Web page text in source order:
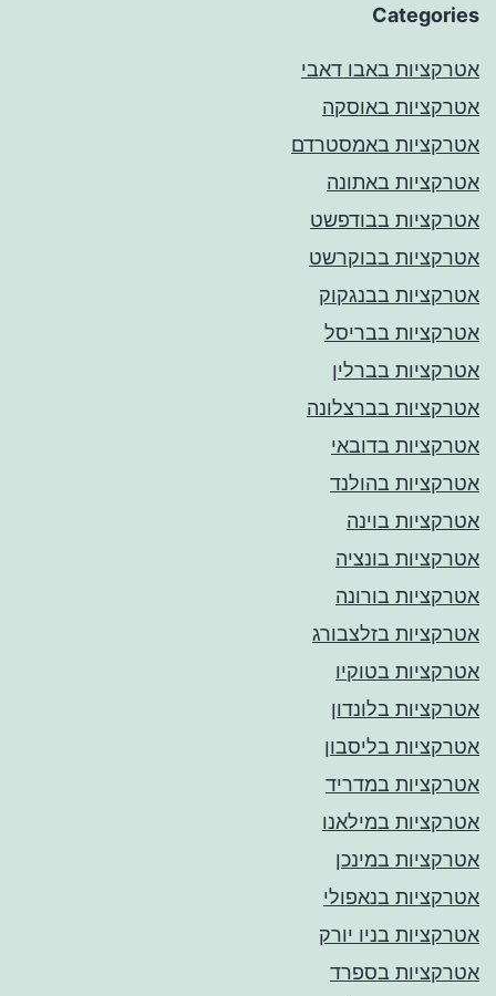
Categories
אטרקציות באבו דאבי
אטרקציות באוסקה
אטרקציות באמסטרדם
אטרקציות באתונה
אטרקציות בבודפשט
אטרקציות בבוקרשט
אטרקציות בבנגקוק
אטרקציות בבריסל
אטרקציות בברלין
אטרקציות בברצלונה
אטרקציות בדובאי
אטרקציות בהולנד
אטרקציות בוינה
אטרקציות בונציה
אטרקציות בורונה
אטרקציות בזלצבורג
אטרקציות בטוקיו
אטרקציות בלונדון
אטרקציות בליסבון
אטרקציות במדריד
אטרקציות במילאנו
אטרקציות במינכן
אטרקציות בנאפולי
אטרקציות בניו יורק
אטרקציות בספרד